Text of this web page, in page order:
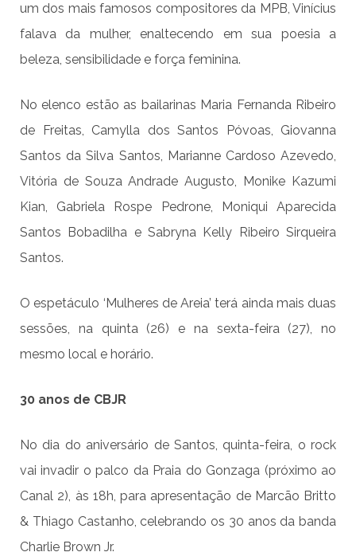
um dos mais famosos compositores da MPB, Vinícius
falava da mulher, enaltecendo em sua poesia a
beleza, sensibilidade e força feminina.
No elenco estão as bailarinas Maria Fernanda Ribeiro
de Freitas, Camylla dos Santos Póvoas, Giovanna
Santos da Silva Santos, Marianne Cardoso Azevedo,
Vitória de Souza Andrade Augusto, Monike Kazumi
Kian, Gabriela Rospe Pedrone, Moniqui Aparecida
Santos Bobadilha e Sabryna Kelly Ribeiro Sirqueira
Santos.
O espetáculo ‘Mulheres de Areia’ terá ainda mais duas
sessões, na quinta (26) e na sexta-feira (27), no
mesmo local e horário.
30 anos de CBJR
No dia do aniversário de Santos, quinta-feira, o rock
vai invadir o palco da Praia do Gonzaga (próximo ao
Canal 2), às 18h, para apresentação de Marcão Britto
& Thiago Castanho, celebrando os 30 anos da banda
Charlie Brown Jr.